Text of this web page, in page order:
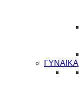
ΓΥΝΑΙΚΑ